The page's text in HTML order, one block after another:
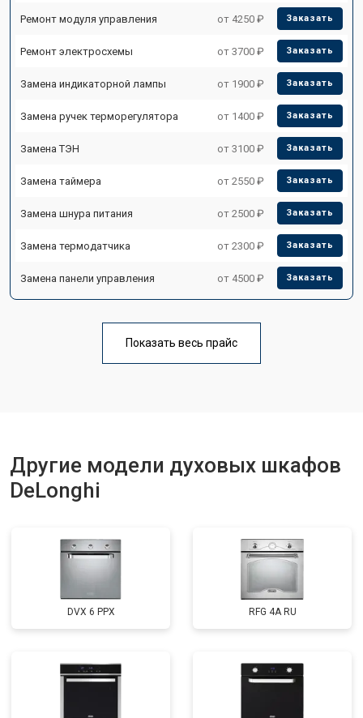
Ремонт модуля управления от 4250 ₽ Заказать
Ремонт электросхемы от 3700 ₽ Заказать
Замена индикаторной лампы от 1900 ₽ Заказать
Замена ручек терморегулятора от 1400 ₽ Заказать
Замена ТЭН от 3100 ₽ Заказать
Замена таймера от 2550 ₽ Заказать
Замена шнура питания от 2500 ₽ Заказать
Замена термодатчика от 2300 ₽ Заказать
Замена панели управления от 4500 ₽ Заказать
Показать весь прайс
Другие модели духовых шкафов
DeLonghi
DVX 6 PPX RFG 4A RU